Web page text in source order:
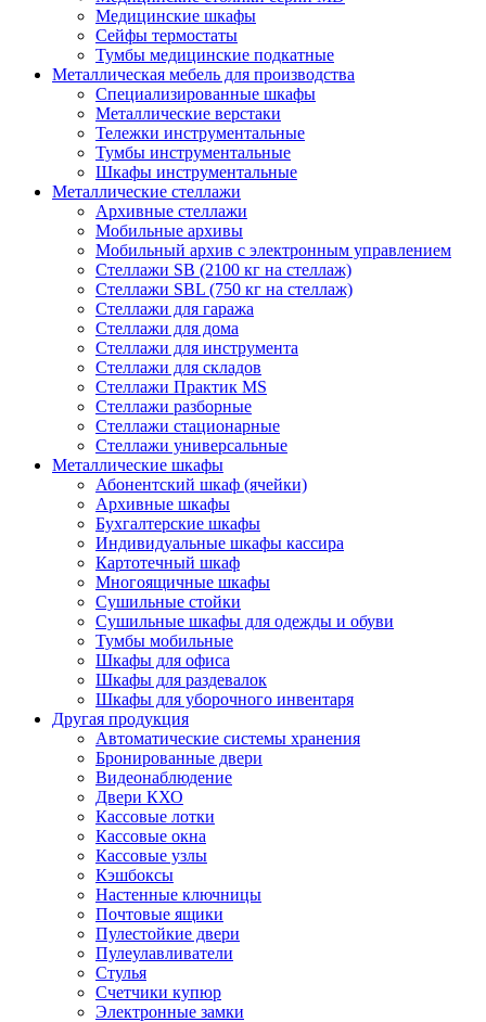
Медицинские шкафы
Сейфы термостаты
Тумбы медицинские подкатные
Металлическая мебель для производства
Cпециализированные шкафы
Металлические верстаки
Тележки инструментальные
Тумбы инструментальные
Шкафы инструментальные
Металлические стеллажи
Архивные стеллажи
Мобильные архивы
Мобильный архив с электронным управлением
Стеллажи SB (2100 кг на стеллаж)
Стеллажи SBL (750 кг на стеллаж)
Стеллажи для гаража
Стеллажи для дома
Стеллажи для инструмента
Стеллажи для складов
Стеллажи Практик MS
Стеллажи разборные
Стеллажи стационарные
Стеллажи универсальные
Металлические шкафы
Абонентский шкаф (ячейки)
Архивные шкафы
Бухгалтерские шкафы
Индивидуальные шкафы кассира
Картотечный шкаф
Многоящичные шкафы
Сушильные стойки
Сушильные шкафы для одежды и обуви
Тумбы мобильные
Шкафы для офиса
Шкафы для раздевалок
Шкафы для уборочного инвентаря
Другая продукция
Автоматические системы хранения
Бронированные двери
Видеонаблюдение
Двери КХО
Кассовые лотки
Кассовые окна
Кассовые узлы
Кэшбоксы
Настенные ключницы
Почтовые ящики
Пулестойкие двери
Пулеулавливатели
Стулья
Счетчики купюр
Электронные замки